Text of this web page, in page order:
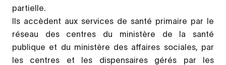
partielle.
Ils accèdent aux services de santé primaire par le
réseau des centres du ministère de la santé
publique et du ministère des affaires sociales, par
les centres et les dispensaires gérés par les